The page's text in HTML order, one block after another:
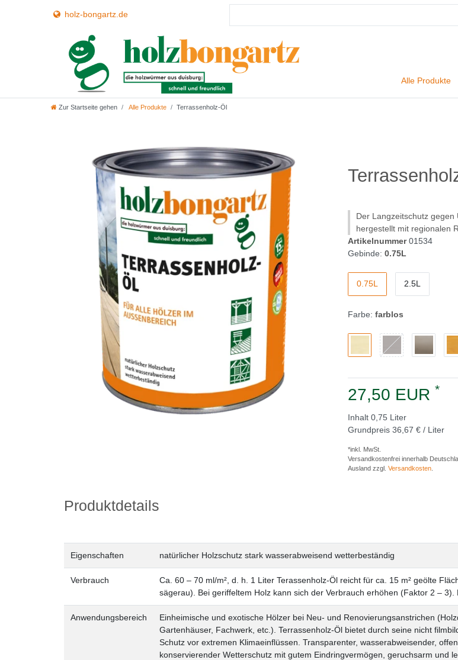
holz-bongartz.de
Alle Produkte
Zur Startseite gehen Alle Produkte Terrassenholz-Öl
Der Langzeitschutz
hergestellt mit regionalen
Artikelnummer01534
Gebinde: 0.75L
0.75L 2.5L
Farbe: farblos
27,50 EUR *
Inhalt 0,75 Liter
Grundpreis 36,67 € / Liter
*inkl. MwSt.
Versandkostenfrei innerhalb
Ausland zzgl. Versandkosten
Produktdetails
Eigenschaften natürlicher Holzschutz stark wasserabweisend wetterbeständig
Verbrauch
Ca. 60 – 70 ml/m², d. h. 1 Liter Terassenholz-Öl reicht für ca. 15 m² geölte
sägerau). Bei geriffeltem Holz kann sich der Verbrauch erhöhen (Faktor 2 –
Anwendungsbereich
Einheimische und exotische Hölzer bei Neu- und Renovierungsanstrichen
Gartenhäuser, Fachwerk, etc.). Terrassenholz-Öl bietet durch seine nicht
Schutz vor extremen Klimaeinflüssen. Transparenter, wasserabweisender,
konservierender Wetterschutz mit gutem Eindringvermögen, geruchsarm und